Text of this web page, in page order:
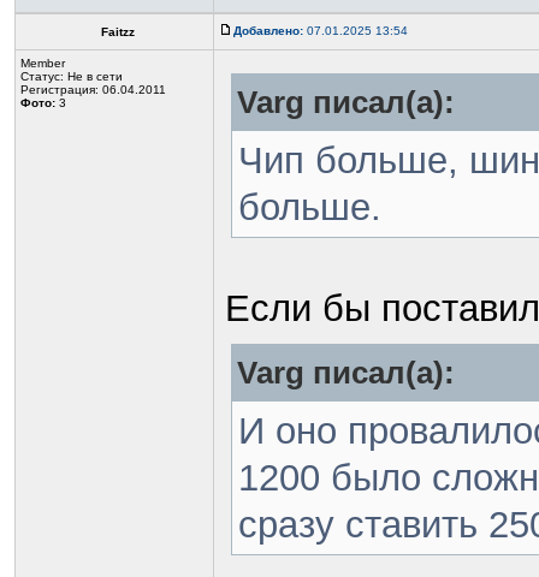
Faitzz Добавлено: 07.01.2025 13:54
Member
Статус: Не в сети
Регистрация: 06.04.2011
Фото: 3 Varg писал(а):
Чип больше,
больше.
Если бы
Varg писал(а):
И оно
1200 было
сразу ставить